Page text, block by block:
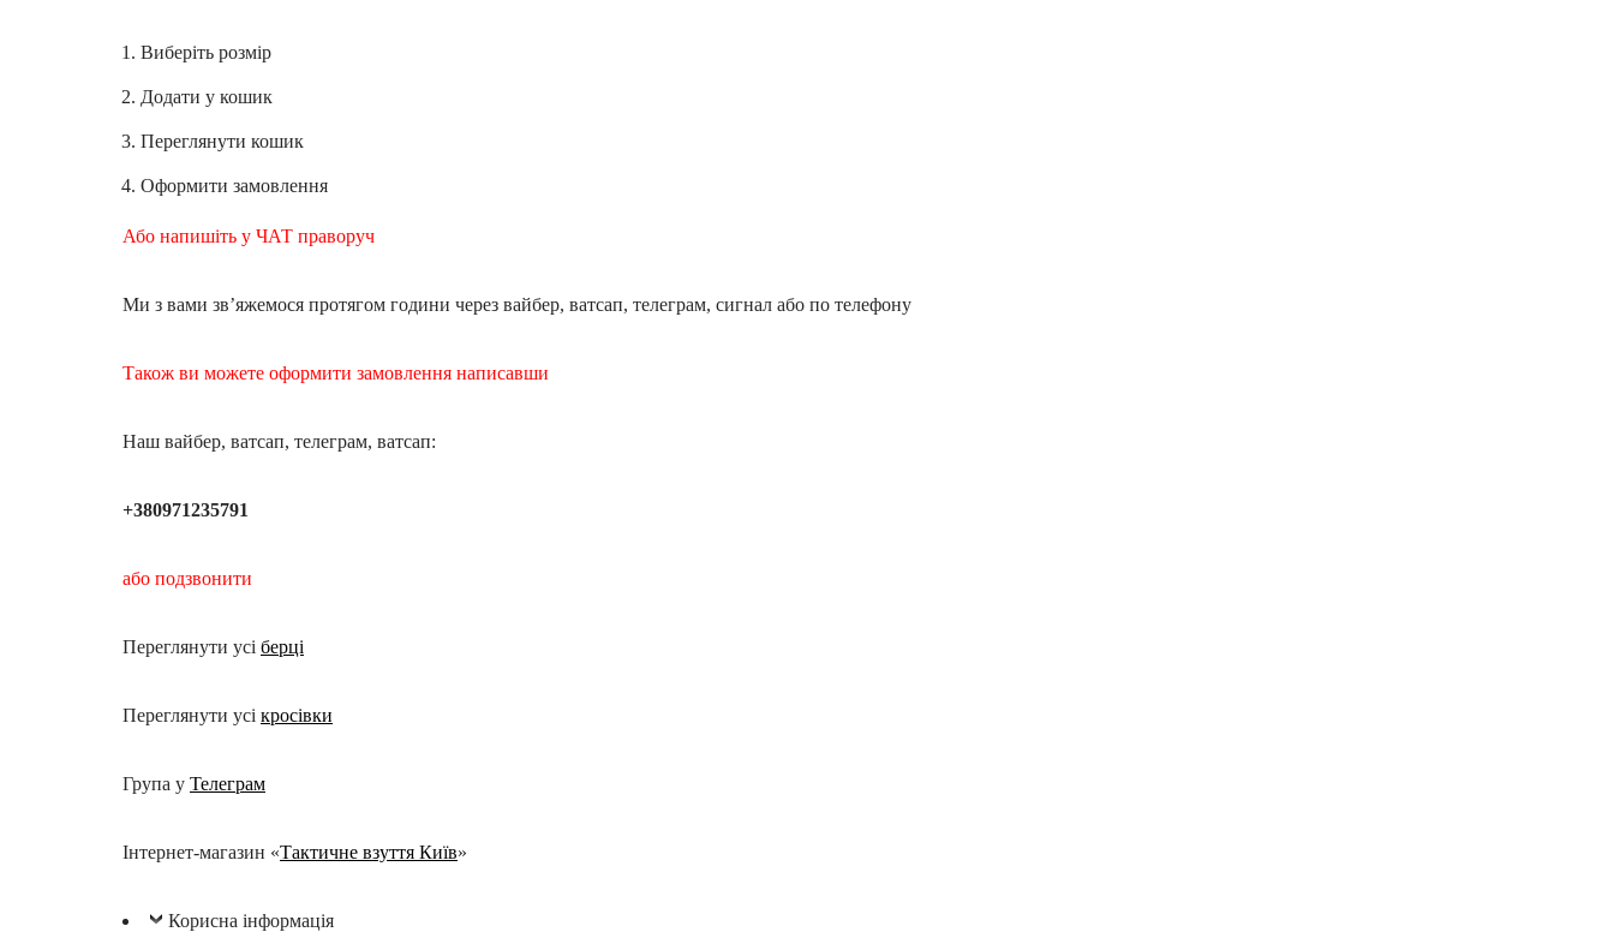
Виберіть розмір
Додати у кошик
Переглянути кошик
Оформити замовлення
Або напишіть у ЧАТ праворуч
Ми з вами зв’яжемося протягом години через вайбер, ватсап, телеграм, сигнал або по телефону
Також ви можете оформити замовлення написавши
Наш вайбер, ватсап, телеграм, ватсап:
+380971235791
або подзвонити
Переглянути усі берці
Переглянути усі кросівки
Група у Телеграм
Інтернет-магазин «Тактичне взуття Київ»
Корисна інформація